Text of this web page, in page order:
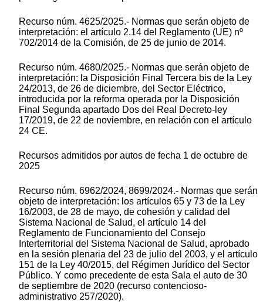
Recurso núm. 4625/2025.- Normas que serán objeto de
interpretación: el artículo 2.14 del Reglamento (UE) nº
702/2014 de la Comisión, de 25 de junio de 2014.
Recurso núm. 4680/2025.- Normas que serán objeto de
interpretación: la Disposición Final Tercera bis de la Ley
24/2013, de 26 de diciembre, del Sector Eléctrico,
introducida por la reforma operada por la Disposición
Final Segunda apartado Dos del Real Decreto-ley
17/2019, de 22 de noviembre, en relación con el artículo
24 CE.
Recursos admitidos por autos de fecha 1 de octubre de
2025
Recurso núm. 6962/2024, 8699/2024.- Normas que serán
objeto de interpretación: los artículos 65 y 73 de la Ley
16/2003, de 28 de mayo, de cohesión y calidad del
Sistema Nacional de Salud, el artículo 14 del
Reglamento de Funcionamiento del Consejo
Interterritorial del Sistema Nacional de Salud, aprobado
en la sesión plenaria del 23 de julio del 2003, y el artículo
151 de la Ley 40/2015, del Régimen Jurídico del Sector
Público. Y como precedente de esta Sala el auto de 30
de septiembre de 2020 (recurso contencioso-
administrativo 257/2020).